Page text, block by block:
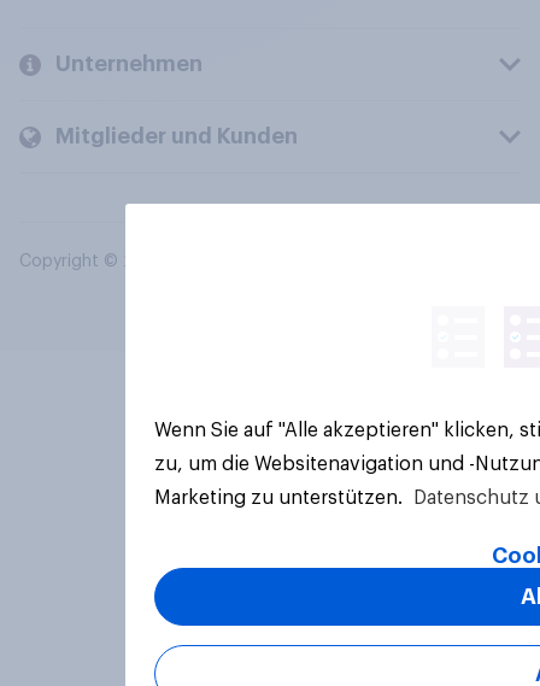
Unternehmen
Mitglieder und Kunden
Copyright © 2026 YouGov PLC. Alle Rechte vorbehalten.
Wenn Sie auf "Alle akzeptieren" klicken,
zu, um die Websitenavigation und -
Marketing zu unterstützen.
Datenschutz